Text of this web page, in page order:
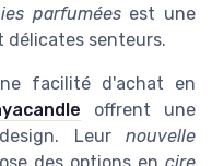
parfuméesest une
délicates senteurs.
facilité d'achat en
offrent une
Leur nouvelle